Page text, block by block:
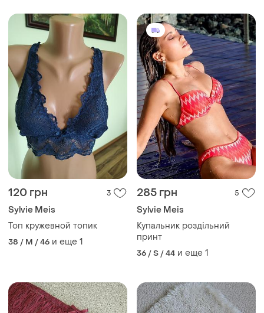
120 грн 3
Sylvie Meis
Топ кружевной топик
38 / M / 46 и еще 1
285 грн 5
Sylvie Meis
Купальник роздільний
принт
36 / S / 44 и еще 1